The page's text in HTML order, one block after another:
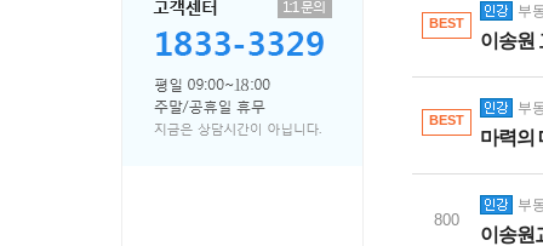
BEST
부
이송원
BEST
부
마력의
800
부
이송원